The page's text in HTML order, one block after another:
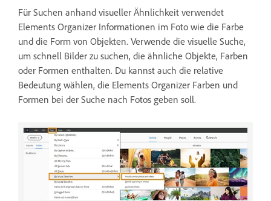
Für Suchen anhand visueller Ähnlichkeit verwendet
Elements Organizer Informationen im Foto wie die Farbe
und die Form von Objekten. Verwende die visuelle Suche,
um schnell Bilder zu suchen, die ähnliche Objekte, Farben
oder Formen enthalten. Du kannst auch die relative
Bedeutung wählen, die Elements Organizer Farben und
Formen bei der Suche nach Fotos geben soll.